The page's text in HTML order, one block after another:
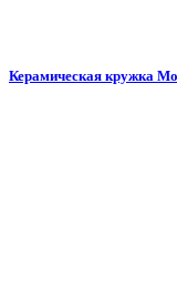
Керамическая кружка